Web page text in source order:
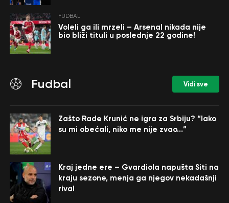
FUDBAL
Voleli ga ili mrzeli – Arsenal nikada nije
bio bliži tituli u poslednje 22 godine!
Fudbal Vidi sve
Zašto Rade Krunić ne igra za Srbiju? “Iako
su mi obećali, niko me nije zvao…”
Kraj jedne ere – Gvardiola napušta Siti na
kraju sezone, menja ga njegov nekadašnji
rival